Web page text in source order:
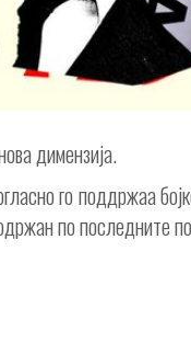
димензија.
го поддржаа
по последните